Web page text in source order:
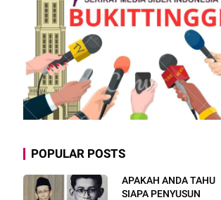
POPULAR POSTS
APAKAH ANDA TAHU
SIAPA PENYUSUN